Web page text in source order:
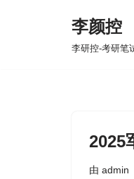
李颜控
李研控-考研笔
2025
由 admin